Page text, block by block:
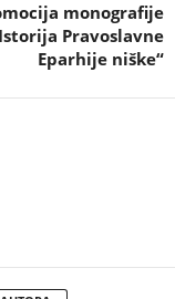
monografije
Pravoslavne
Eparhije niške“